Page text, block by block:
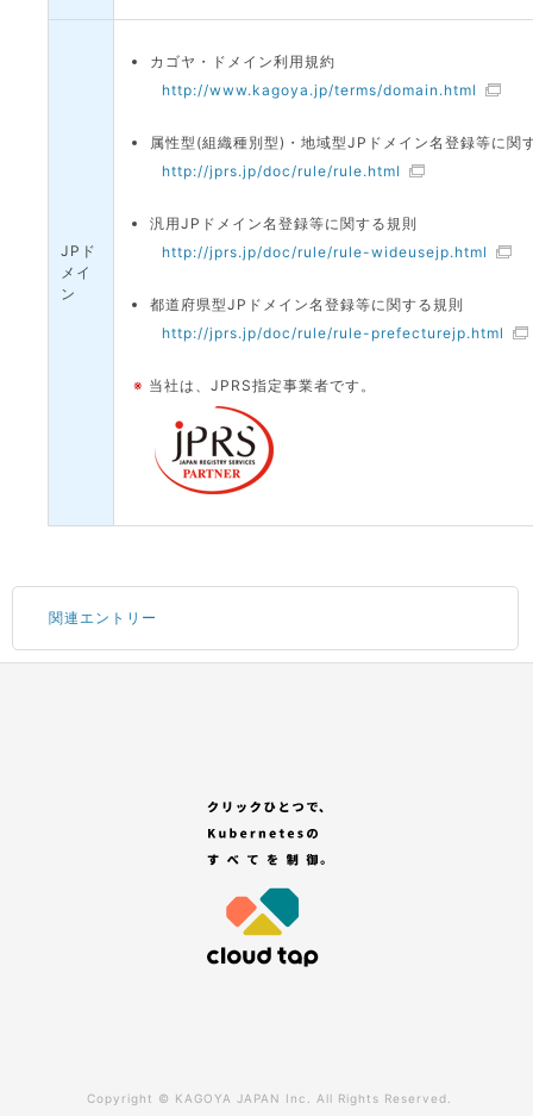
JPド
メイ
ン
カゴヤ・ドメイン利用規約
http://www.kagoya.jp/terms/domain.html
属性型(組織種別型)・地域型JPドメイン名登録等に関
http://jprs.jp/doc/rule/rule.html
汎用JPドメイン名登録等に関する規則
http://jprs.jp/doc/rule/rule-wideusejp.html
都道府県型JPドメイン名登録等に関する規則
http://jprs.jp/doc/rule/rule-prefecturejp.html
※ 当社は、JPRS指定事業者です。
関連エントリー
「セレクトプラン(有償プラン)」を選択する
Copyright © KAGOYA JAPAN Inc. All Rights Reserved.